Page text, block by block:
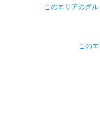
このエリアのグ
この